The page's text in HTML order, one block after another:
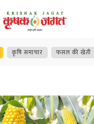
कृषि समाचार फसल की खेती